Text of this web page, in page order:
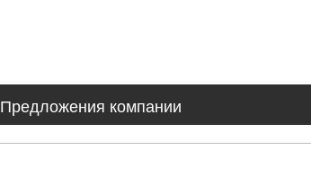
Предложения компании